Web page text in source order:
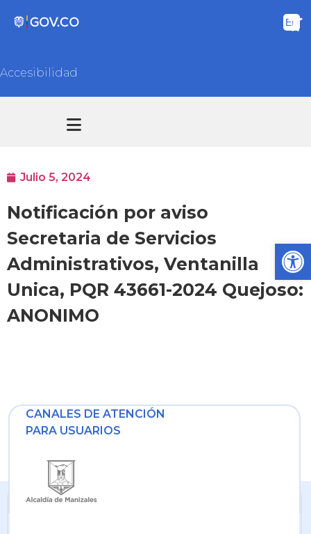
Accesibilidad
Julio 5, 2024
Notificación por aviso
Secretaria de Servicios
Administrativos, Ventanilla
Unica, PQR 43661-2024 Quejoso:
ANONIMO
CANALES DE ATENCIÓN
PARA USUARIOS